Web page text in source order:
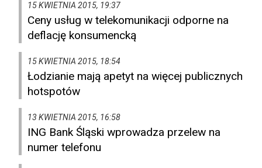
15 KWIETNIA 2015, 19:37
Ceny usług w telekomunikacji odporne na
deflację konsumencką
15 KWIETNIA 2015, 18:54
Łodzianie mają apetyt na więcej publicznych
hotspotów
13 KWIETNIA 2015, 16:58
ING Bank Śląski wprowadza przelew na
numer telefonu